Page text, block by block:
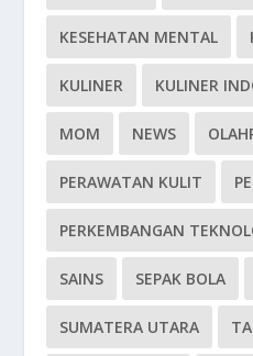
KESEHATAN MENTAL
KULINER KULINER
MOM NEWS
PERAWATAN KULIT
PERKEMBANGAN
SAINS SEPAK BOLA
SUMATERA UTARA